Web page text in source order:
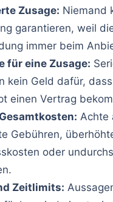
Zusage: Niemand
garantieren, weil
immer beim
für eine Zusage:
kein Geld dafür,
einen Vertrag
Achte
Gebühren,
oder
Zeitlimits: